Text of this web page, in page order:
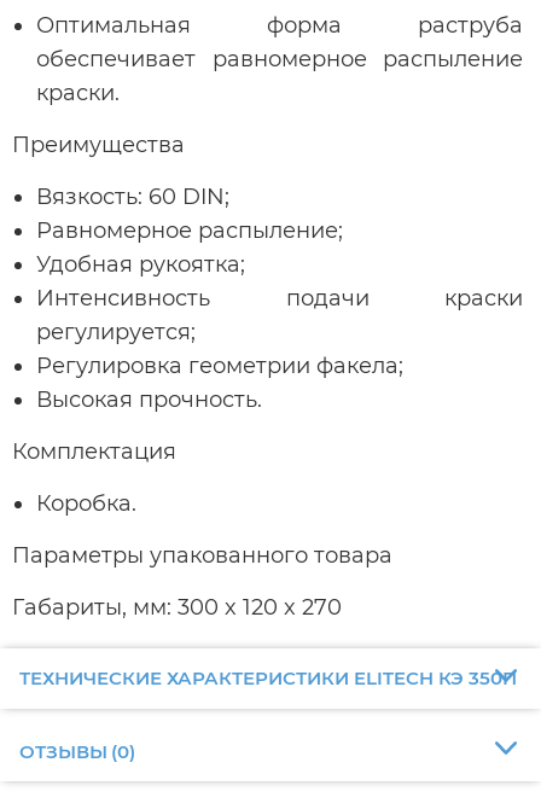
Оптимальная форма раструба
обеспечивает равномерное распыление
краски.
Преимущества
Вязкость: 60 DIN;
Равномерное распыление;
Удобная рукоятка;
Интенсивность подачи краски
регулируется;
Регулировка геометрии факела;
Высокая прочность.
Комплектация
Коробка.
Параметры упакованного товара
Габариты, мм: 300 x 120 x 270
ТЕХНИЧЕСКИЕ ХАРАКТЕРИСТИКИ ELITECH КЭ 350П
ОТЗЫВЫ (0)